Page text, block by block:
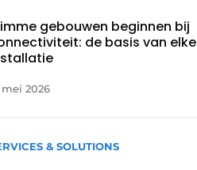
gebouwen beginnen bij
de basis van elke
mei 2026
& SOLUTIONS